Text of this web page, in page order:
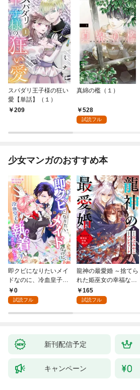
スパダリ王子様の狂い
愛【単話】（１）
209
真綿の檻（１）
528
試読フル
少女マンガのおすすめ本
即クビになりたいメイ
ドなのに、冷血皇子に
執着されています第1
話
0
試読フル
龍神の最愛婚 ～捨てら
れた姫巫女の幸福な嫁
入り～: 1
165
試読フル
新刊配信予定
キャンペーン